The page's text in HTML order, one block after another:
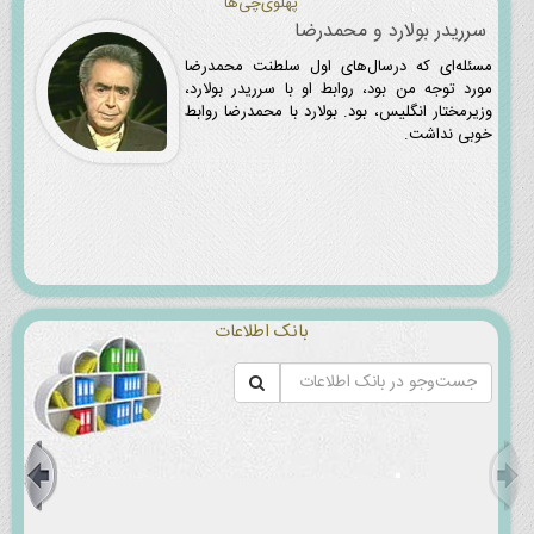
سرریدر بولارد و محمدرضا
مسئله‌ای که درسال‌های اول سلطنت محمدرضا
مورد توجه من بود، روابط او با سرریدر بولارد،
وزیرمختار انگلیس، بود. بولارد با محمدرضا روابط
خوبی نداشت.
بانک اطلاعات